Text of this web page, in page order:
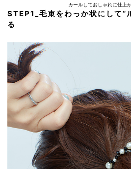
カールしておしゃれに仕上
STEP1_毛束をわっか状にして“
る